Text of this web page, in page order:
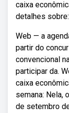
caixa
detalhes
Web — a
partir do
convencional
participar da.
caixa
semana: Nela,
de setembro